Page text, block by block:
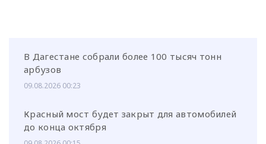
В Дагестане собрали более 100 тысяч тонн
арбузов
09.08.2026 00:23
Красный мост будет закрыт для автомобилей
до конца октября